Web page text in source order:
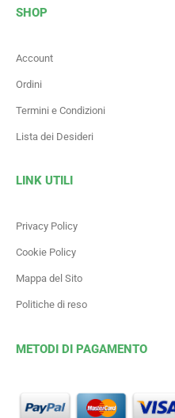
SHOP
Account
Ordini
Termini e Condizioni
Lista dei Desideri
LINK UTILI
Privacy Policy
Cookie Policy
Mappa del Sito
Politiche di reso
METODI DI PAGAMENTO